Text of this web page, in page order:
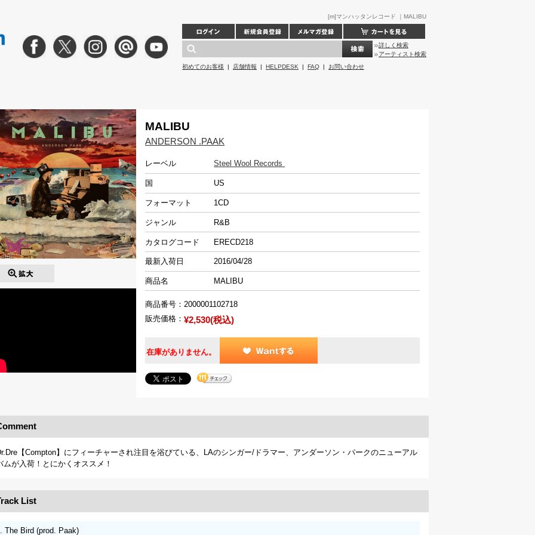
[m]マンハッタンレコード ｜MALIBU
詳しく検索
アーティスト検索
初めてのお客様 | 店舗情報 | HELPDESK | FAQ | お問い合わせ
MALIBU
ANDERSON .PAAK
レーベル Steel Wool Records
国 US
フォーマット 1CD
ジャンル R&B
カタログコード ERECD218
最新入荷日 2016/04/28
商品名 MALIBU
商品番号： 2000001102718
販売価格： ¥2,530(税込)
在庫がありません。
【Compton】にフィーチャーされ注目を浴びている、LAのシンガー/ドラマー、アンダーソン・パークのニューアル
ムが入荷！とにかくオススメ！
List
The Bird (prod. Paak)